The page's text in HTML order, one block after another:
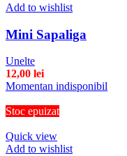
Add to wishlist
Mini Sapaliga
Unelte
12,00 lei
Momentan indisponibil
Stoc epuizat
Quick view
Add to wishlist